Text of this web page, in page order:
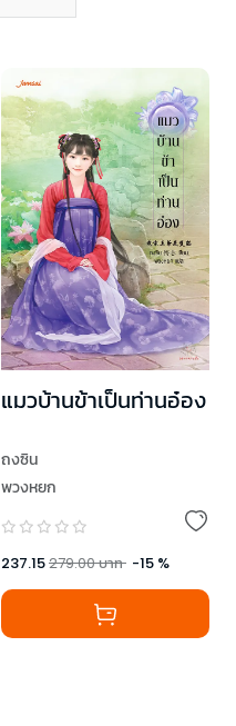
แมวบ้านข้าเป็นท่านอ๋อง
ถงซิน
พวงหยก
237.15279.00บาท -15 %